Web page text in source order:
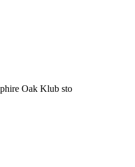
Oak Klub sto